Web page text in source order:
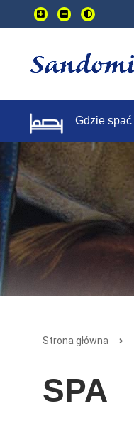
Przejdź
do
treści
głownej
Gdzie spać
Strona główna
SPA